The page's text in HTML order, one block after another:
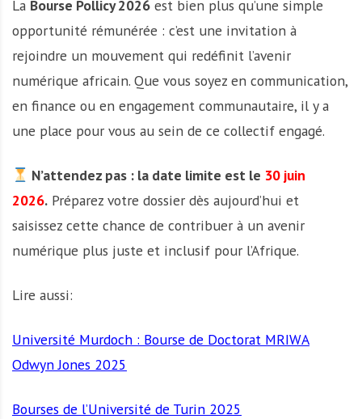
La Bourse Pollicy 2026 est bien plus qu’une simple
opportunité rémunérée : c’est une invitation à
rejoindre un mouvement qui redéfinit l’avenir
numérique africain. Que vous soyez en communication,
en finance ou en engagement communautaire, il y a
une place pour vous au sein de ce collectif engagé.
N’attendez pas : la date limite est le 30 juin
2026. Préparez votre dossier dès aujourd’hui et
saisissez cette chance de contribuer à un avenir
numérique plus juste et inclusif pour l’Afrique.
Lire aussi:
Université Murdoch : Bourse de Doctorat MRIWA
Odwyn Jones 2025
Bourses de l’Université de Turin 2025